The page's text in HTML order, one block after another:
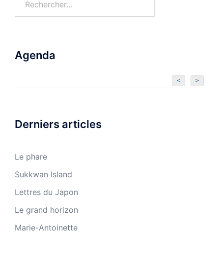
Agenda
< >
Derniers articles
Le phare
Sukkwan Island
Lettres du Japon
Le grand horizon
Marie-Antoinette